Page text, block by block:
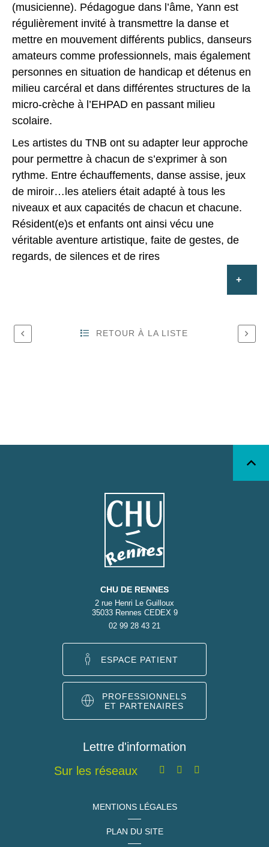
(musicienne). Pédagogue dans l’âme, Yann est
régulièrement invité à transmettre la danse et
mettre en mouvement différents publics, danseurs
amateurs comme professionnels, mais également
personnes en situation de handicap et détenus en
milieu carcéral et dans différentes structures de la
micro-crèche à l’EHPAD en passant milieu
scolaire.
Les artistes du TNB ont su adapter leur approche
pour permettre à chacun de s’exprimer à son
rythme. Entre échauffements, danse assise, jeux
de miroir…les ateliers était adapté à tous les
niveaux et aux capacités de chacun et chacune.
Résident(e)s et enfants ont ainsi vécu une
véritable aventure artistique, faite de gestes, de
regards, de silences et de rires
RETOUR À LA LISTE
CHU DE RENNES
2 rue Henri Le Guilloux
35033 Rennes CEDEX 9
02 99 28 43 21
ESPACE PATIENT
PROFESSIONNELS
ET PARTENAIRES
Lettre d'information
Sur les réseaux
MENTIONS LÉGALES
PLAN DU SITE